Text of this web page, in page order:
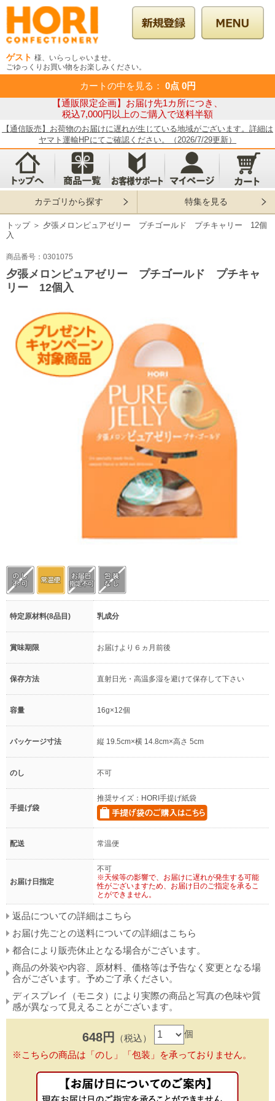
ゲスト 様、いらっしゃいませ。
ごゆっくりお買い物をお楽しみください。
カートの中を見る ： 0点 0円
【通販限定企画】お届け先1カ所につき、
税込7,000円以上のご購入で送料半額
【通信販売】お荷物のお届けに遅れが生じている地域がございます。詳細は
ヤマト運輸HPにてご確認ください。（2026/7/29更新）
カテゴリから探す 特集を見る
トップ＞ 夕張メロンピュアゼリー プチゴールド プチキャリー 12個
入
商品番号：0301075
夕張メロンピュアゼリー プチゴールド プチキャ
リー 12個入
特定原材料(8品目) 乳成分
賞味期限 お届けより６ヵ月前後
保存方法 直射日光・高温多湿を避けて保存して下さい
容量 16g×12個
パッケージ寸法 縦 19.5cm×横 14.8cm×高さ 5cm
のし 不可
手提げ袋
推奨サイズ：HORI手提げ紙袋
配送 常温便
お届け日指定
不可
※天候等の影響で、お届けに遅れが発生する可能
性がございますため、お届け日のご指定を承るこ
とができません。
返品についての詳細はこちら
お届け先ごとの送料についての詳細はこちら
都合により販売休止となる場合がございます。
商品の外装や内容、原材料、価格等は予告なく変更となる場
合がございます。予めご了承ください。
ディスプレイ（モニタ）により実際の商品と写真の色味や質
感が異なって見えることがございます。
648円 （税込） 個
※こちらの商品は「のし」「包装」を承っておりません。